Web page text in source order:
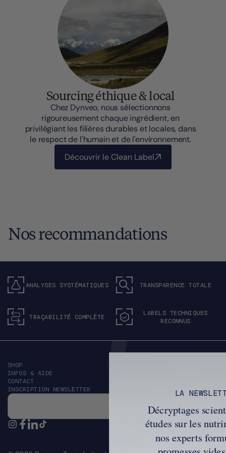
Sourcing éthique & local
Chez Dynveo, nous sélectionnons
rigoureusement chaque ingrédient, en
privilégiant les filières durables et locales, dans
le respect de l'humain et de l'environnement.
Découvrir le Clean Label
Nos recommandations
ANALYSES SYSTÉMATIQUES TRANSPARENCE TOTALE
TRAÇABILITÉ COMPLÈTE
LABELS TECHNIQUES
RECONNUS
INSCRIPTION NEWSLETTER
Email
M’inscrire
SHOP
INFOS & AIDE
CONTACT
LA
Décryptages
études sur les
nos experts